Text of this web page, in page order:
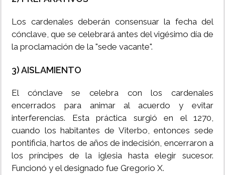
Los cardenales deberán consensuar la fecha del
cónclave, que se celebrará antes del vigésimo día de
la proclamación de la "sede vacante".
3) AISLAMIENTO
El cónclave se celebra con los cardenales
encerrados para animar al acuerdo y evitar
interferencias. Esta práctica surgió en el 1270,
cuando los habitantes de Viterbo, entonces sede
pontificia, hartos de años de indecisión, encerraron a
los príncipes de la iglesia hasta elegir sucesor.
Funcionó y el designado fue Gregorio X.